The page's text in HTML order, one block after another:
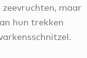
zeevruchten, maar
hun trekken